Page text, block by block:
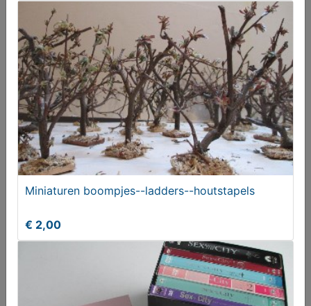
Partijtje koperwerk
€ 25,00
Miniaturen boompjes--ladders--houtstapels
€ 2,00